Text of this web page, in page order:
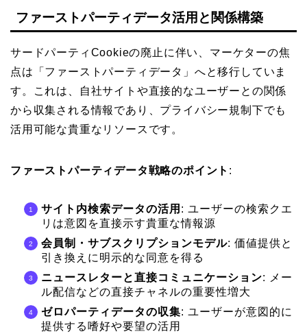
ファーストパーティデータ活用と関係構築
サードパーティCookieの廃止に伴い、マーケターの焦
点は「ファーストパーティデータ」へと移行していま
す。これは、自社サイトや直接的なユーザーとの関係
から収集される情報であり、プライバシー規制下でも
活用可能な貴重なリソースです。
ファーストパーティデータ戦略のポイント :
サイト内検索データの活用 : ユーザーの検索クエ
リは意図を直接示す貴重な情報源
会員制・サブスクリプションモデル: 価値提供と
引き換えに明示的な同意を得る
ニュースレターと直接コミュニケーション: メー
ル配信などの直接チャネルの重要性増大
ゼロパーティデータの収集: ユーザーが意図的に
提供する嗜好や要望の活用